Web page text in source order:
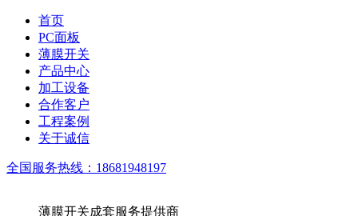
首页
PC面板
薄膜开关
产品中心
加工设备
合作客户
工程案例
关于诚信
全国服务热线： 18681948197
薄膜开关成套服务提供商